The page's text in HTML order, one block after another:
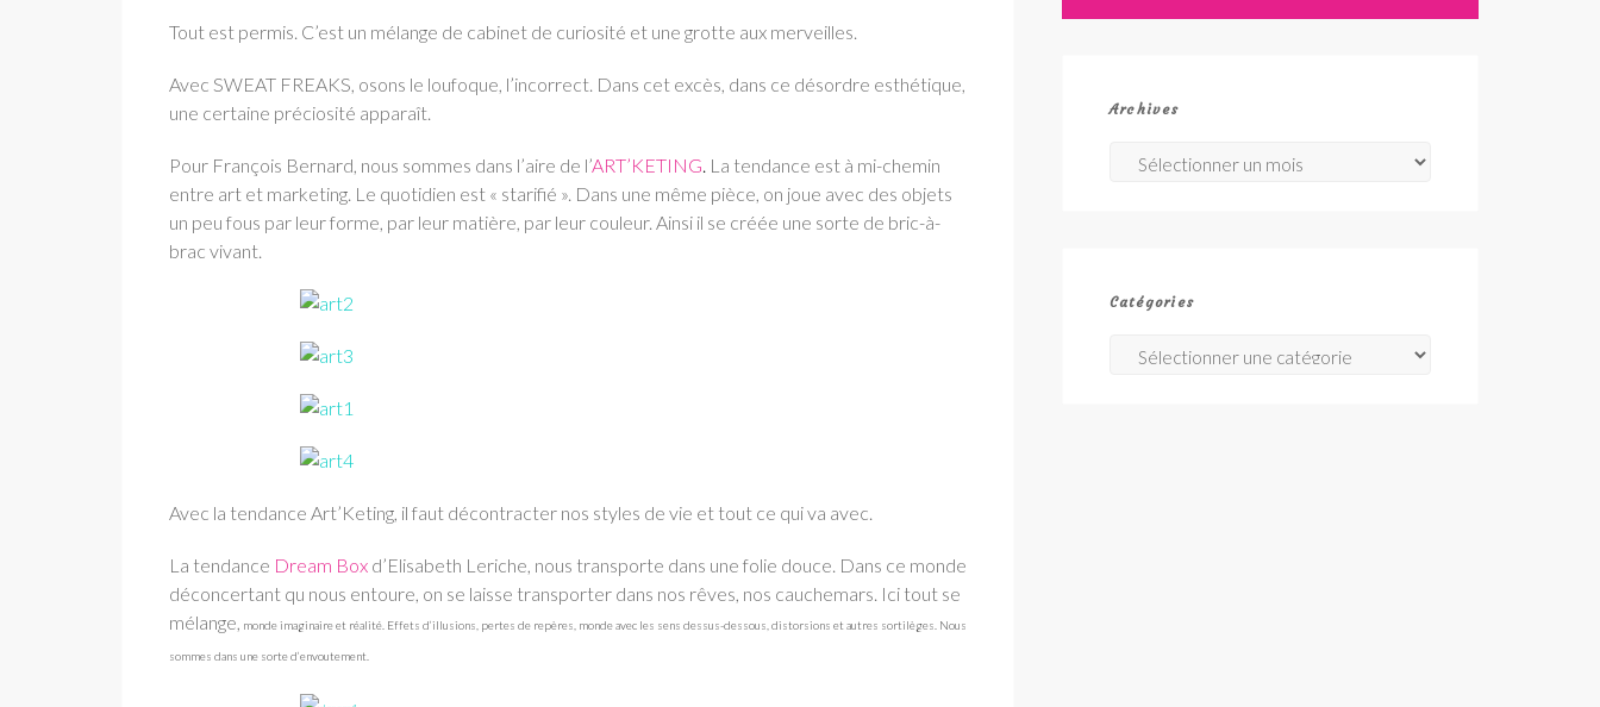
Tout est permis. C’est un mélange de cabinet de curiosité et une grotte aux merveilles.
Avec SWEAT FREAKS, osons le loufoque, l’incorrect. Dans cet excès, dans ce désordre esthétique,
une certaine préciosité apparaît.
Pour François Bernard, nous sommes dans l’aire de l’ART’KETING. La tendance est à mi-chemin
entre art et marketing. Le quotidien est « starifié ». Dans une même pièce, on joue avec des objets
un peu fous par leur forme, par leur matière, par leur couleur. Ainsi il se créée une sorte de bric-à-
brac vivant.
Avec la tendance Art’Keting, il faut décontracter nos styles de vie et tout ce qui va avec.
La tendance Dream Box d’Elisabeth Leriche, nous transporte dans une folie douce. Dans ce monde
déconcertant qu nous entoure, on se laisse transporter dans nos rêves, nos cauchemars. Ici tout se
mélange, monde imaginaire et réalité. Effets d’illusions, pertes de repères, monde avec les sens dessus-dessous, distorsions et autres sortilèges. Nous
sommes dans une sorte d’envoutement.
Archives
Catégories